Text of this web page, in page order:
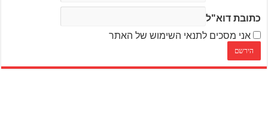
כתובת דוא"ל
אני מסכים לתנאי השימוש של האתר